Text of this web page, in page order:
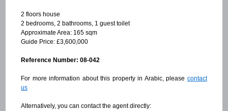
2 floors house
2 bedrooms, 2 bathrooms, 1 guest toilet
Approximate Area: 165 sqm
Guide Price: £3,600,000
Reference Number: 08-042
For more information about this property in Arabic, please contact
us
Alternatively, you can contact the agent directly: